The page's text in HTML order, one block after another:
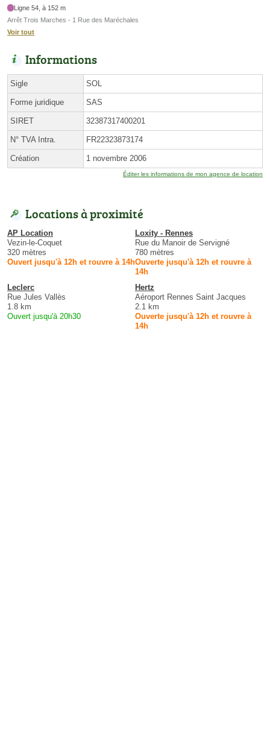
Ligne 54, à 152 m
Arrêt Trois Marches - 1 Rue des Maréchales
Voir tout
Informations
Sigle SOL
Forme juridique SAS
SIRET 32387317400201
N° TVA Intra. FR22323873174
Création 1 novembre 2006
Éditer les informations de mon agence de location
Locations à proximité
AP Location
Vezin-le-Coquet
320 mètres
Ouvert jusqu'à 12h et rouvre à 14h
Loxity - Rennes
Rue du Manoir de Servigné
780 mètres
Ouverte jusqu'à 12h et rouvre à
14h
Leclerc
Rue Jules Vallès
1.8 km
Ouvert jusqu'à 20h30
Hertz
Aéroport Rennes Saint Jacques
2.1 km
Ouverte jusqu'à 12h et rouvre à
14h